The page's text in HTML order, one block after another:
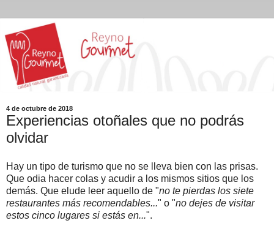
4 de octubre de 2018
Experiencias otoñales que no podrás
olvidar
Hay un tipo de turismo que no se lleva bien con las prisas.
Que odia hacer colas y acudir a los mismos sitios que los
demás. Que elude leer aquello de "no te pierdas los siete
restaurantes más recomendables..." o "no dejes de visitar
estos cinco lugares si estás en...".